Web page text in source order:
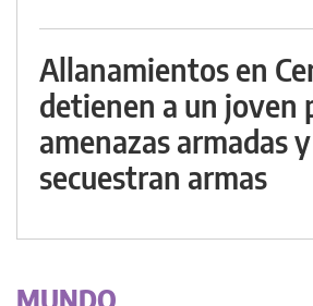
Allanamientos en
detienen a un joven
amenazas armadas y
secuestran armas